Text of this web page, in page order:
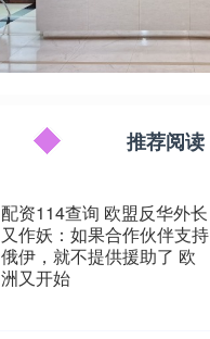
推荐阅读
配资114查询 欧盟反华外长
又作妖：如果合作伙伴支持
俄伊，就不提供援助了 欧
洲又开始